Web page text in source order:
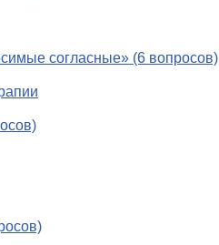
согласные» (6 вопросов)